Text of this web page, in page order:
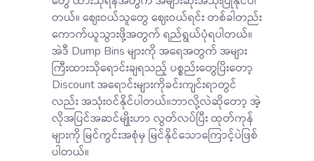
တယ်။ ဈေးဝယ်သူတွေ ဈေးဝယ်ရင်း တစ်ခါတည်း
ကောက်ယူသွားဖို့အတွက် ရည်ရွယ်ပုံရပါတယ်။
အဲဒီ Dump Bins များကို အရေအတွက် အများ
ကြီးထားသိုရောင်းချရသည့် ပစ္စည်းတွေပြိးတော့
Discount အရောင်းများကိုခင်းကျင်းရာတွင်
လည်း အသုံးဝင်နိုင်ပါတယ်။ဘာလို့လဲဆိုတော့ အဲ့
လိုအပြင်အဆင်မျိုးဟာ လွတ်လပ်ပြီး ထုတ်ကုန်
များကို မြင်ကွင်းအစုံမှ မြင်နိုင်သောကြောင့်ပဲဖြစ်
ပါတယ်။